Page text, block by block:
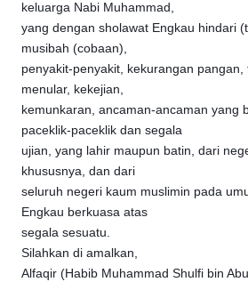
keluarga Nabi Muhammad,
yang dengan sholawat Engkau hindari
musibah (cobaan),
penyakit-penyakit, kekurangan pangan,
menular, kekejian,
kemunkaran, ancaman-ancaman yang
paceklik-paceklik dan segala
ujian, yang lahir maupun batin, dari
khususnya, dan dari
seluruh negeri kaum muslimin pada
Engkau berkuasa atas
segala sesuatu.
Silahkan di amalkan,
Alfaqir (Habib Muhammad Shulfi bin